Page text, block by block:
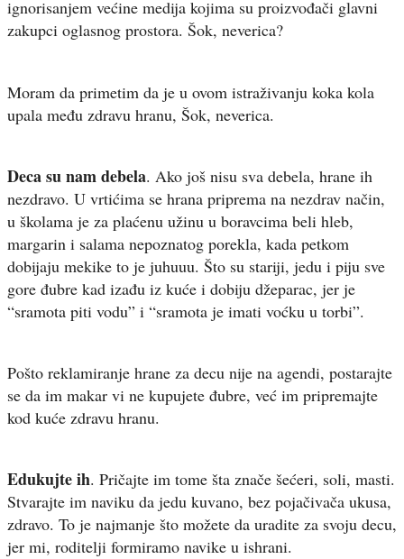
ignorisanjem većine medija kojima su proizvođači glavni
zakupci oglasnog prostora. Šok, neverica?
Moram da primetim da je u ovom istraživanju koka kola
upala među zdravu hranu, Šok, neverica.
Deca su nam debela. Ako još nisu sva debela, hrane ih
nezdravo. U vrtićima se hrana priprema na nezdrav način,
u školama je za plaćenu užinu u boravcima beli hleb,
margarin i salama nepoznatog porekla, kada petkom
dobijaju mekike to je juhuuu. Što su stariji, jedu i piju sve
gore đubre kad izađu iz kuće i dobiju džeparac, jer je
“sramota piti vodu” i “sramota je imati voćku u torbi”.
Pošto reklamiranje hrane za decu nije na agendi, postarajte
se da im makar vi ne kupujete đubre, već im pripremajte
kod kuće zdravu hranu.
Edukujte ih. Pričajte im tome šta znače šećeri, soli, masti.
Stvarajte im naviku da jedu kuvano, bez pojačivača ukusa,
zdravo. To je najmanje što možete da uradite za svoju decu,
jer mi, roditelji formiramo navike u ishrani.